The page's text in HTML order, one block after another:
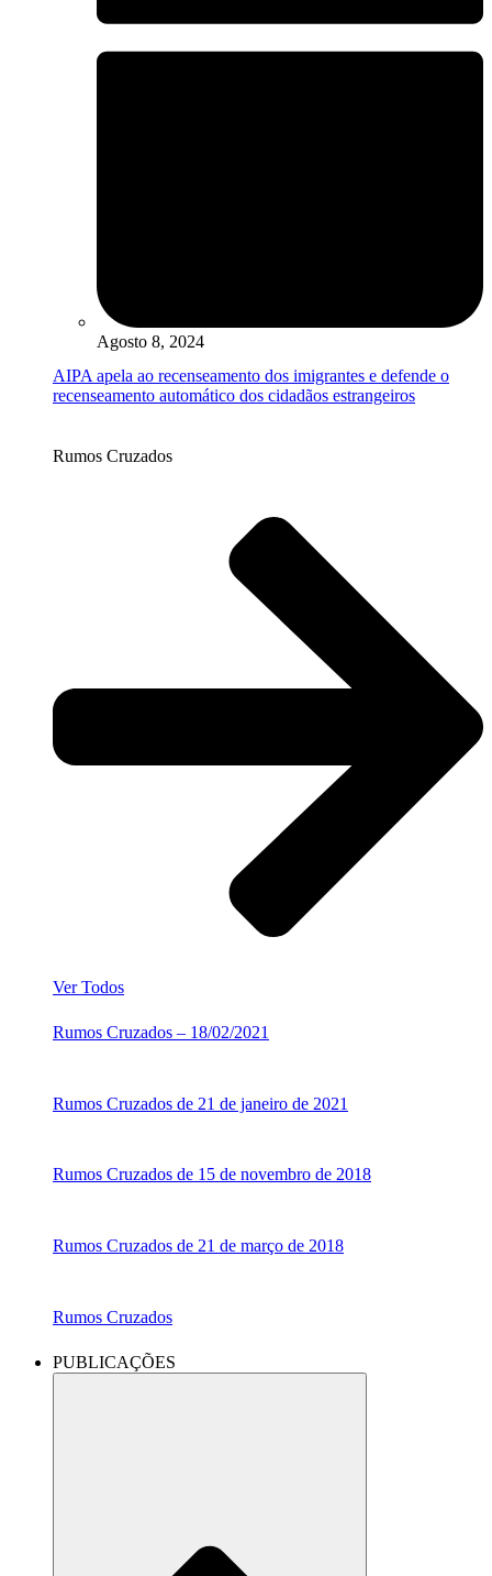
Agosto 8, 2024
AIPA apela ao recenseamento dos imigrantes e defende o
recenseamento automático dos cidadãos estrangeiros
Rumos Cruzados
Ver Todos
Rumos Cruzados – 18/02/2021
Rumos Cruzados de 21 de janeiro de 2021
Rumos Cruzados de 15 de novembro de 2018
Rumos Cruzados de 21 de março de 2018
Rumos Cruzados
PUBLICAÇÕES